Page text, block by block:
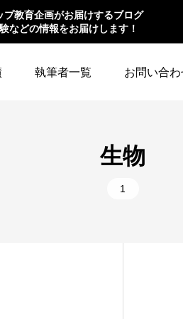
プ教育企画がお届けするブログ
などの情報をお届けします！
執筆者一覧 お問い合わ
生物
1